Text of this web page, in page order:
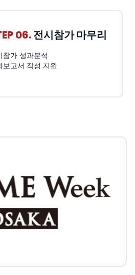
06.전시참가 마무리
참가 성과분석
보고서 작성 지원